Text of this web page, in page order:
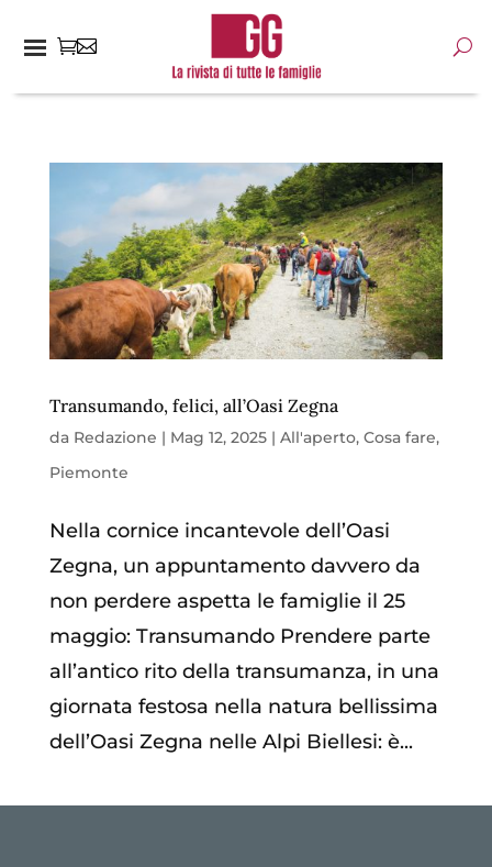
Transumando, felici, all’Oasi Zegna
da Redazione | Mag 12, 2025| All'aperto, Cosa fare,
Piemonte
Nella cornice incantevole dell’Oasi
Zegna, un appuntamento davvero da
non perdere aspetta le famiglie il 25
maggio: Transumando Prendere parte
all’antico rito della transumanza, in una
giornata festosa nella natura bellissima
dell’Oasi Zegna nelle Alpi Biellesi: è...